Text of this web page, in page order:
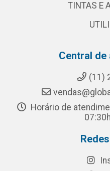
TINTAS E
Central de
(11)
Horário de